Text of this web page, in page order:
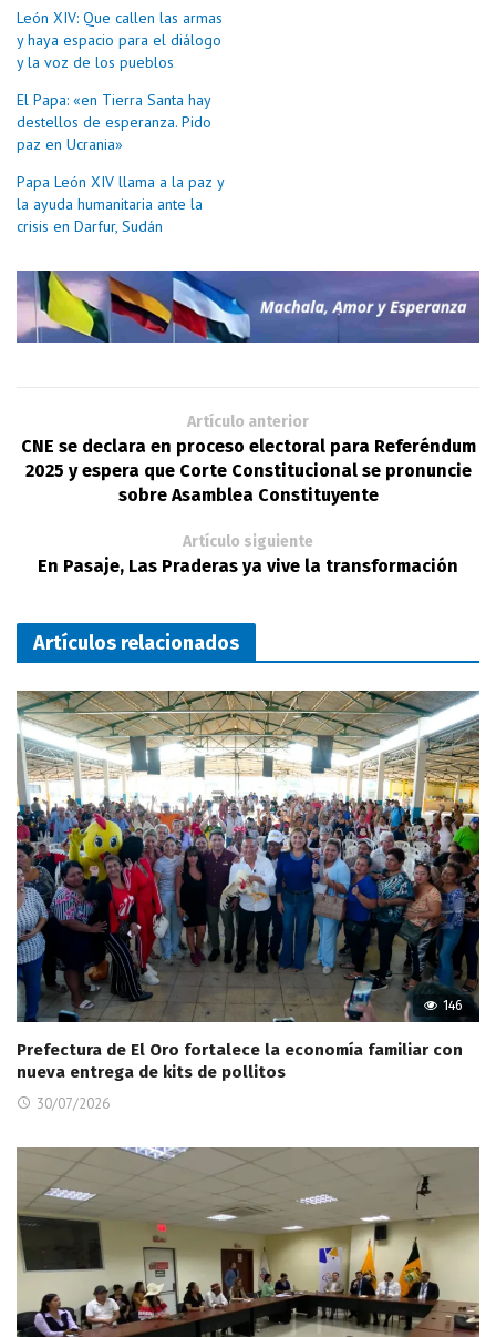
León XIV: Que callen las armas
y haya espacio para el diálogo
y la voz de los pueblos
El Papa: «en Tierra Santa hay
destellos de esperanza. Pido
paz en Ucrania»
Papa León XIV llama a la paz y
la ayuda humanitaria ante la
crisis en Darfur, Sudán
Artículo anterior
CNE se declara en proceso electoral para Referéndum
2025 y espera que Corte Constitucional se pronuncie
sobre Asamblea Constituyente
Artículo siguiente
En Pasaje, Las Praderas ya vive la transformación
Artículos relacionados
146
Prefectura de El Oro fortalece la economía familiar con
nueva entrega de kits de pollitos
30/07/2026